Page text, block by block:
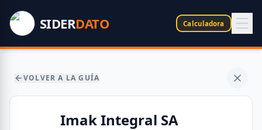
SIDERDATO Calculadora
VOLVER A LA GUÍA
Imak Integral SA